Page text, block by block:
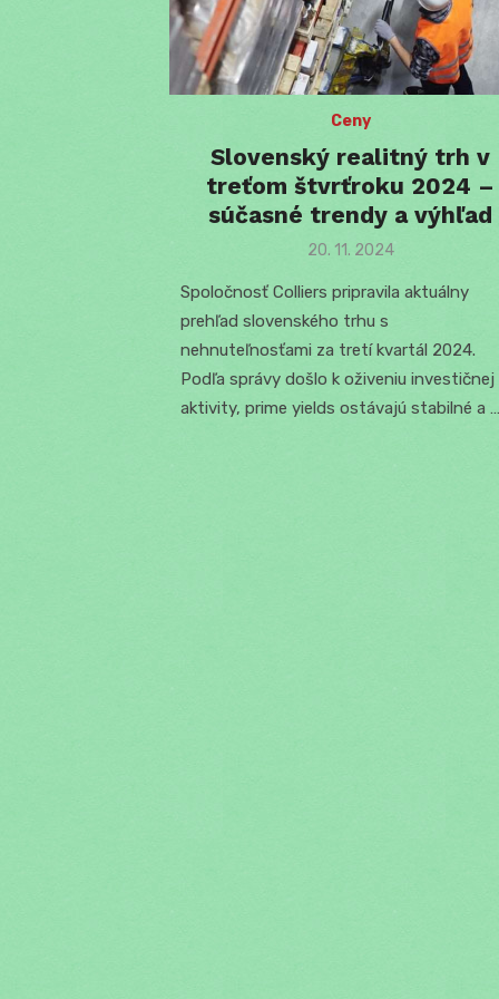
Ceny
Slovenský realitný trh v
treťom štvrťroku 2024 –
súčasné trendy a výhľad
Posted
20. 11. 2024
Spoločnosť Colliers pripravila aktuálny
prehľad slovenského trhu s
nehnuteľnosťami za tretí kvartál 2024.
Podľa správy došlo k oživeniu investičnej
aktivity, prime yields ostávajú stabilné a …